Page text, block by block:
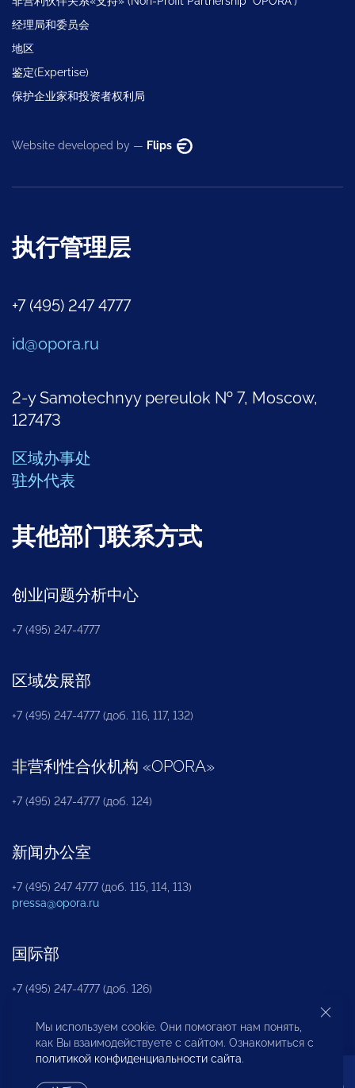
经理局和委员会
地区
鉴定(Expertise)
保护企业家和投资者权利局
Website developed by — Flips
执行管理层
+7 (495) 247 4777
id@opora.ru
2-y Samotechnyy pereulok № 7, Moscow,
127473
区域办事处
驻外代表
其他部门联系方式
创业问题分析中心
+7 (495) 247-4777
区域发展部
+7 (495) 247-4777 (доб. 116, 117, 132)
非营利性合伙机构 «OPORA»
+7 (495) 247-4777 (доб. 124)
新闻办公室
+7 (495) 247 4777 (доб. 115, 114, 113)
pressa@opora.ru
国际部
+7 (495) 247-4777 (доб. 126)
商投权益保护部
Мы используем cookie. Они помогают нам понять,
как Вы взаимодействуете с сайтом. Ознакомиться с
политикой конфиденциальности сайта.